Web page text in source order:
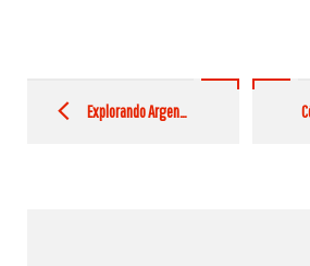
navigation
Explorando Argentina: viajes en Ruta y neumáticos 4×4